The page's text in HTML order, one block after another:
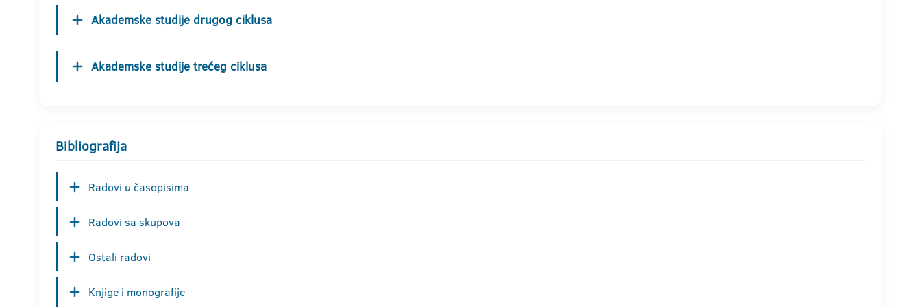
Akademske studije drugog ciklusa
Akademske studije trećeg ciklusa
Bibliografija
Radovi u časopisima
Radovi sa skupova
Ostali radovi
Knjige i monografije